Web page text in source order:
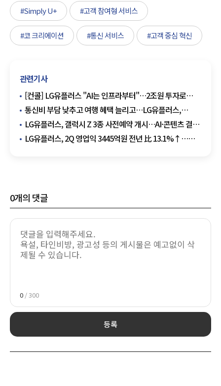
#Simply U+ #고객 참여형 서비스
#코 크리에이션 #통신 서비스 #고객 중심 혁신
관련기사
[컨콜] LG유플러스 "AI는 인프라부터"…2조원 투자로
AIDC 사업 속도
통신비 부담 낮추고 여행 혜택 늘리고…LG유플러스,
민생안정 후속 지원 나선다
LG유플러스, 갤럭시 Z 3종 사전예약 개시…AI·콘텐츠 결합
서비스 선봬
LG유플러스, 2Q 영업익 3445억원 전년 比 13.1%↑…
0개의 댓글
0 / 300
등록